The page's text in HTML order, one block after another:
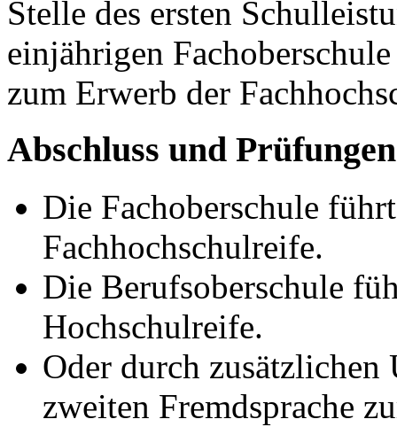
Stelle des ersten
einjährigen
zum Erwerb der
Abschluss und Prüfungen
Die Fachoberschule
Fachhochschulreife.
Die Berufsoberschule
Hochschulreife.
Oder durch
zweiten Fremdsprache